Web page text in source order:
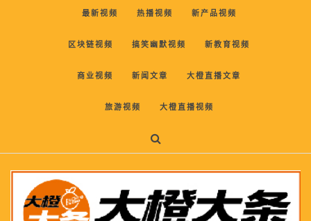
最新视频 热播视频 新产品视频
区块链视频 搞笑幽默视频 新教育视频
商业视频 新闻文章 大橙直播文章
旅游视频 大橙直播视频